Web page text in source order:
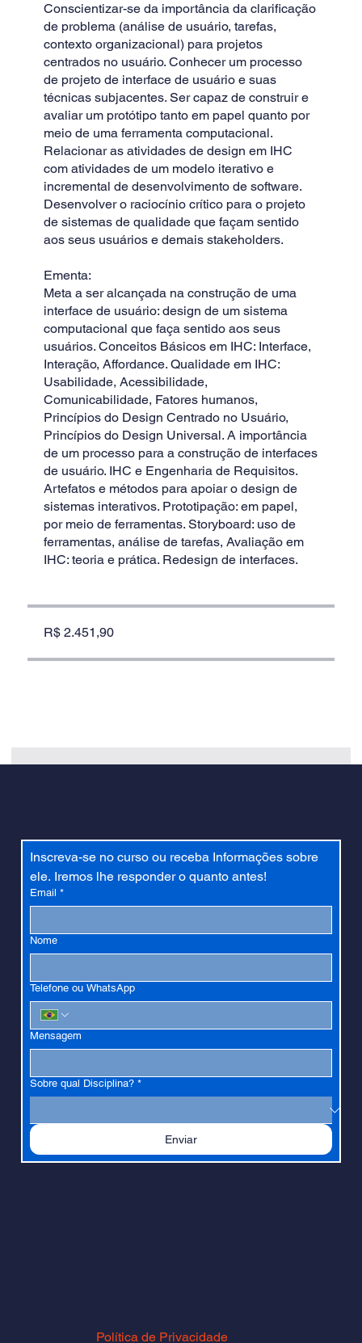
Conscientizar-se da importância da clarificação
de problema (análise de usuário, tarefas,
contexto organizacional) para projetos
centrados no usuário. Conhecer um processo
de projeto de interface de usuário e suas
técnicas subjacentes. Ser capaz de construir e
avaliar um protótipo tanto em papel quanto por
meio de uma ferramenta computacional.
Relacionar as atividades de design em IHC
com atividades de um modelo iterativo e
incremental de desenvolvimento de software.
Desenvolver o raciocínio crítico para o projeto
de sistemas de qualidade que façam sentido
aos seus usuários e demais stakeholders.
Ementa:
Meta a ser alcançada na construção de uma
interface de usuário: design de um sistema
computacional que faça sentido aos seus
usuários. Conceitos Básicos em IHC: Interface,
Interação, Affordance. Qualidade em IHC:
Usabilidade, Acessibilidade,
Comunicabilidade, Fatores humanos,
Princípios do Design Centrado no Usuário,
Princípios do Design Universal. A importância
de um processo para a construção de interfaces
de usuário. IHC e Engenharia de Requisitos.
Artefatos e métodos para apoiar o design de
sistemas interativos. Prototipação: em papel,
por meio de ferramentas. Storyboard: uso de
ferramentas, análise de tarefas, Avaliação em
IHC: teoria e prática. Redesign de interfaces.
R$ 2.451,90
Inscreva-se no curso ou receba Informações sobre
ele. Iremos lhe responder o quanto antes!
Email *
Nome
Telefone ou WhatsApp
Mensagem
Sobre qual Disciplina? *
Enviar
Política de Privacidade